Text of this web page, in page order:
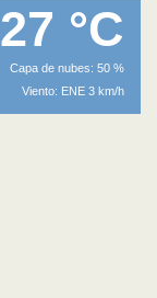
27 °C
Capa de nubes: 50 %
Viento: ENE 3 km/h